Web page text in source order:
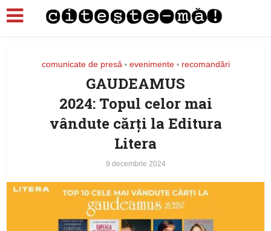
comunicate de presă • evenimente • recomandări
GAUDEAMUS
2024: Topul celor mai
vândute cărți la Editura
Litera
9 decembrie 2024